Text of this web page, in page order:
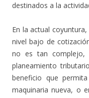
destinados a la
En la actual
nivel bajo de
no es tan complejo,
planeamiento
beneficio que
maquinaria nueva, o